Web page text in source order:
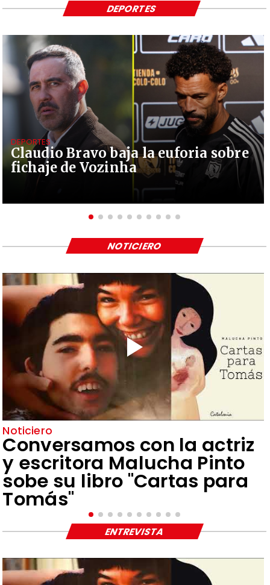
Claudio Bravo baja la euforia sobre
fichaje de Vozinha
DEPORTES
DEPORTES
Noticiero
Conversamos con la actriz
y escritora Malucha Pinto
sobe su libro "Cartas para
Tomás"
NOTICIERO
ENTREVISTA